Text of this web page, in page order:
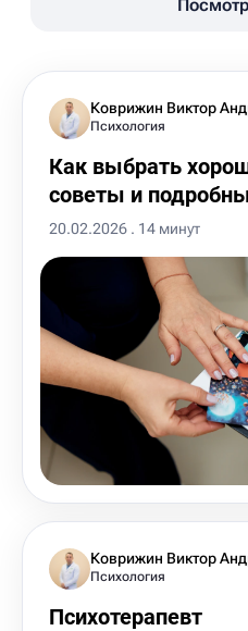
Коврижин Виктор
Психология
Как выбрать
советы и
20.02.2026 . 14 минут
Коврижин Виктор
Психология
Психотерапевт